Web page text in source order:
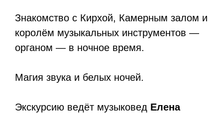
Знакомство с Кирхой, Камерным залом и
королём музыкальных инструментов —
органом — в ночное время.
Магия звука и белых ночей.
Экскурсию ведёт музыковед Елена